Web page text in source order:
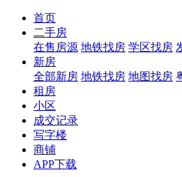
首页
二手房
在售房源 地铁找房 学区找房
新房
全部新房 地铁找房 地图找房
租房
小区
成交记录
写字楼
商铺
APP下载